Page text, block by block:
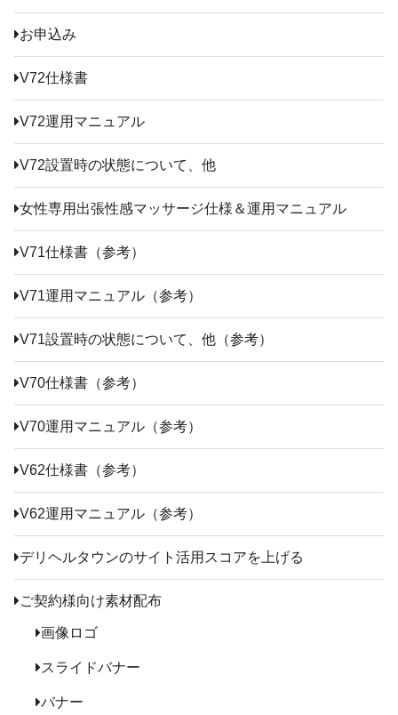
お申込み
V72仕様書
V72運用マニュアル
V72設置時の状態について、他
女性専用出張性感マッサージ仕様＆運用マニュアル
V71仕様書（参考）
V71運用マニュアル（参考）
V71設置時の状態について、他（参考）
V70仕様書（参考）
V70運用マニュアル（参考）
V62仕様書（参考）
V62運用マニュアル（参考）
デリヘルタウンのサイト活用スコアを上げる
ご契約様向け素材配布
画像ロゴ
スライドバナー
バナー